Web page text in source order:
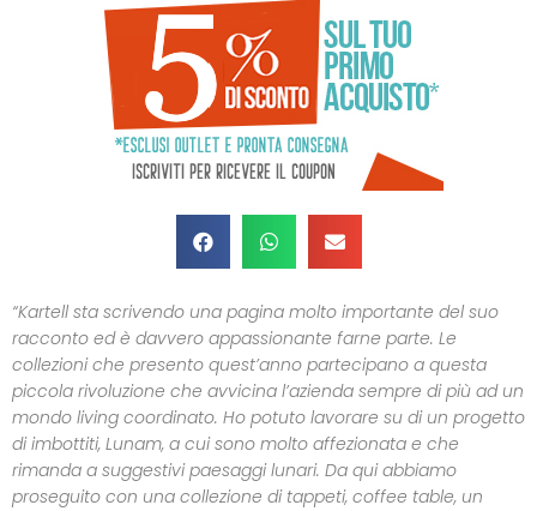
“Kartell sta scrivendo una pagina molto importante del suo
racconto ed è davvero appassionante farne parte. Le
collezioni che presento quest’anno partecipano a questa
piccola rivoluzione che avvicina l’azienda sempre di più ad un
mondo living coordinato. Ho potuto lavorare su di un progetto
di imbottiti, Lunam, a cui sono molto affezionata e che
rimanda a suggestivi paesaggi lunari. Da qui abbiamo
proseguito con una collezione di tappeti, coffee table, un